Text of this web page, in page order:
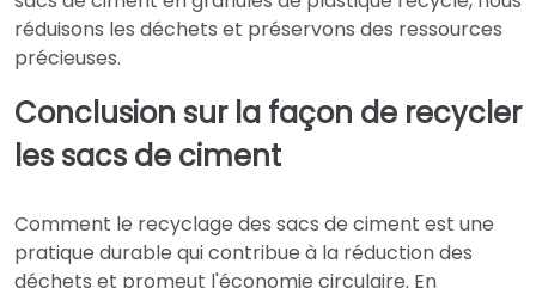
réduisons les déchets et préservons des ressources
précieuses.
Conclusion sur la façon de recycler
les sacs de ciment
Comment le recyclage des sacs de ciment est une
pratique durable qui contribue à la réduction des
déchets et promeut l'économie circulaire. En